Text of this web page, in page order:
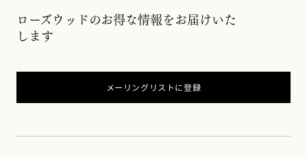
ローズウッドのお得な情報をお届けいた
します
メーリングリストに登録